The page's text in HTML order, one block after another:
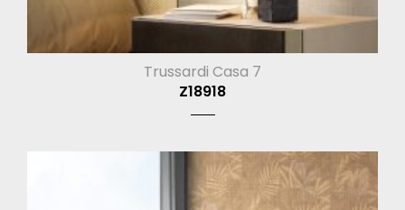
Trussardi Casa 7
Z18918